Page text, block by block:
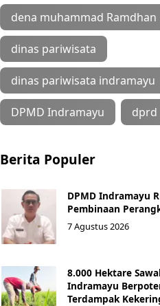
dena muhammad Ramdhan
dinas pariwisata
dinas pariwisata indramayu
DPMD Indramayu dprd
Berita Populer
DPMD Indramayu
Pembinaan
7 Agustus 2026
8.000 Hektare
Indramayu
Terdampak